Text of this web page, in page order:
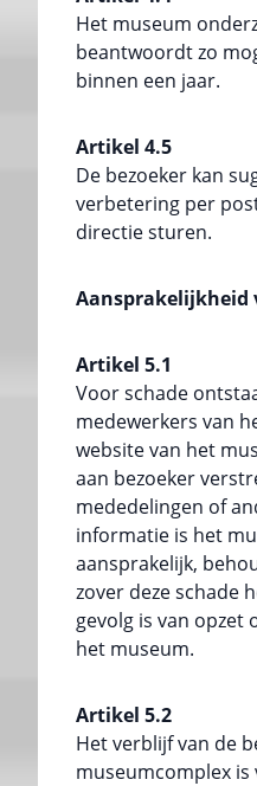
Het museum
beantwoordt zo
binnen een jaar.
Artikel 4.5
De bezoeker kan
verbetering per
directie sturen.
Aansprakelijkheid
Artikel 5.1
Voor schade
medewerkers van
website van het
aan bezoeker
mededelingen of
informatie is het
aansprakelijk,
zover deze schade
gevolg is van opzet
het museum.
Artikel 5.2
Het verblijf van de
museumcomplex